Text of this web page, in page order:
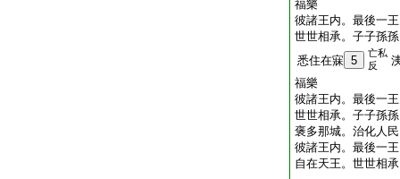
福樂
彼諸王内。最後一
世世相承。子子孫
悉住在寐 5
亡私
反
福樂
彼諸王内。最後一
世世相承。子子孫
褒多那城。治化人
彼諸王内。最後一
自在天王。世世相